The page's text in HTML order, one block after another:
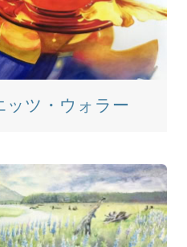
ッツ・ウォラー